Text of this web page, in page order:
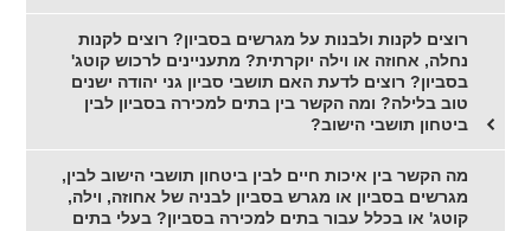
רוצים לקנות ולבנות על מגרשים בסביון? רוצים לקנות
נחלה, אחוזה או וילה יוקרתית? מתעניינים לרכוש קוטג'
בסביון? רוצים לדעת האם תושבי סביון גני יהודה ישנים
טוב בלילה? ומה הקשר בין בתים למכירה בסביון לבין
ביטחון תושבי הישוב?
מה הקשר בין איכות חיים לבין ביטחון תושבי הישוב לבין,
מגרשים בסביון או מגרש בסביון לבניה של אחוזה, וילה,
קוטג' או בכלל עבור בתים למכירה בסביון? בעלי בתים